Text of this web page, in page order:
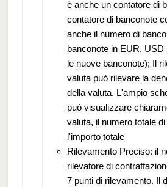
è anche un contatore di
contatore di banconote
anche il numero di
banconote in EUR,
le nuove banconote); Il
valuta può rilevare la
della valuta. L'ampio
può visualizzare
valuta, il numero totale di
l'importo totale
Rilevamento Preciso: il
rilevatore di
7 punti di rilevamento. Il